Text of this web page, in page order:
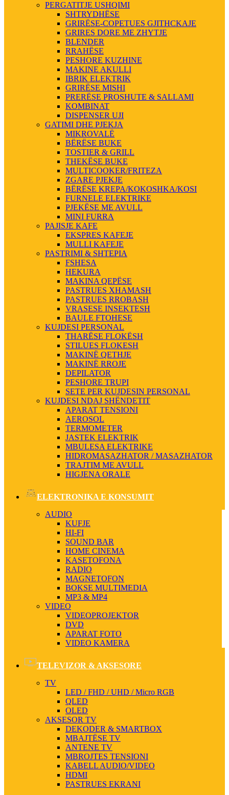
PERGATITJE USHQIMI
SHTRYDHËSE
GRIRËSE-COPETUES GJITHCKAJE
GRIRES DORE ME ZHYTJE
BLENDER
RRAHËSE
PESHORE KUZHINE
MAKINE AKULLI
IBRIK ELEKTRIK
GRIRËSE MISHI
PRERËSE PROSHUTE & SALLAMI
KOMBINAT
DISPENSER UJI
GATIMI DHE PJEKJA
MIKROVALË
BËRËSE BUKE
TOSTIER & GRILL
THEKËSE BUKE
MULTICOOKER/FRITEZA
ZGARE PJEKJE
BËRËSE KREPA/KOKOSHKA/KOSI
FURNELE ELEKTRIKE
PJEKËSE ME AVULL
MINI FURRA
PAJISJE KAFE
EKSPRES KAFEJE
MULLI KAFEJE
PASTRIMI & SHTEPIA
FSHESA
HEKURA
MAKINA QEPËSE
PASTRUES XHAMASH
PASTRUES RROBASH
VRASESE INSEKTESH
BAULE FTOHESE
KUJDESI PERSONAL
THARËSE FLOKËSH
STILUES FLOKESH
MAKINË QETHJE
MAKINË RROJE
DEPILATOR
PESHORE TRUPI
SETE PER KUJDESIN PERSONAL
KUJDESI NDAJ SHËNDETIT
APARAT TENSIONI
AEROSOL
TERMOMETER
JASTEK ELEKTRIK
MBULESA ELEKTRIKE
HIDROMASAZHATOR / MASAZHATOR
TRAJTIM ME AVULL
HIGJENA ORALE
ELEKTRONIKA E KONSUMIT
AUDIO
KUFJE
HI-FI
SOUND BAR
HOME CINEMA
KASETOFONA
RADIO
MAGNETOFON
BOKSE MULTIMEDIA
MP3 & MP4
VIDEO
VIDEOPROJEKTOR
DVD
APARAT FOTO
VIDEO KAMERA
TELEVIZOR & AKSESORE
TV
LED / FHD / UHD / Micro RGB
QLED
OLED
AKSESOR TV
DEKODER & SMARTBOX
MBAJTËSE TV
ANTENE TV
MBROJTES TENSIONI
KABELL AUDIO/VIDEO
HDMI
PASTRUES EKRANI